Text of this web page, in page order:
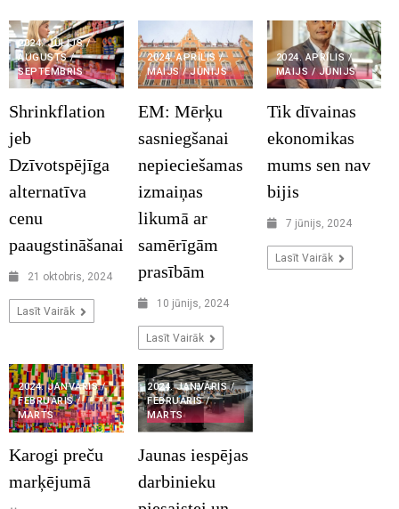
2024. JŪLIJS /
AUGUSTS /
SEPTEMBRIS
Shrinkflation
jeb
Dzīvotspējīga
alternatīva
cenu
paaugstināšanai
21 oktobris, 2024
Lasīt Vairāk
2024. APRĪLIS /
MAIJS / JŪNIJS
EM: Mērķu
sasniegšanai
nepieciešamas
izmaiņas
likumā ar
samērīgām
prasībām
10 jūnijs, 2024
Lasīt Vairāk
2024. APRĪLIS /
MAIJS / JŪNIJS
Tik dīvainas
ekonomikas
mums sen nav
bijis
7 jūnijs, 2024
Lasīt Vairāk
2024. JANVĀRIS /
FEBRUĀRIS /
MARTS
Karogi preču
marķējumā
2024. JANVĀRIS /
FEBRUĀRIS /
MARTS
Jaunas iespējas
darbinieku